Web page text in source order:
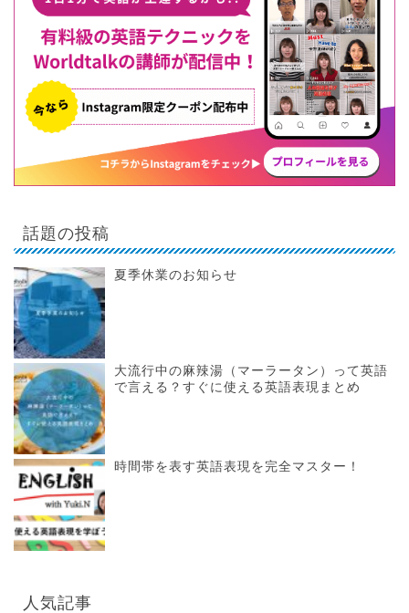
話題の投稿
夏季休業のお知らせ
大流行中の麻辣湯（マーラータン）って英語
で言える？すぐに使える英語表現まとめ
時間帯を表す英語表現を完全マスター！
人気記事